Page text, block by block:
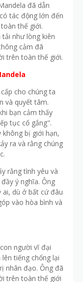
đã dẫn
tác động lớn đến
thế giới.
như lòng kiên
cảm đã
trên toàn thế giới.
cho chúng ta
và quyết tâm.
bạn cảm thấy
tục cố gắng".
bị giới hạn,
ra và rằng chúng
rằng tình yêu và
ý nghĩa. Ông
ai, dù ở bất cứ đâu
vào hòa bình và
người vĩ đại
tiếng chống lại
nhân đạo. Ông đã
trên toàn thế giới